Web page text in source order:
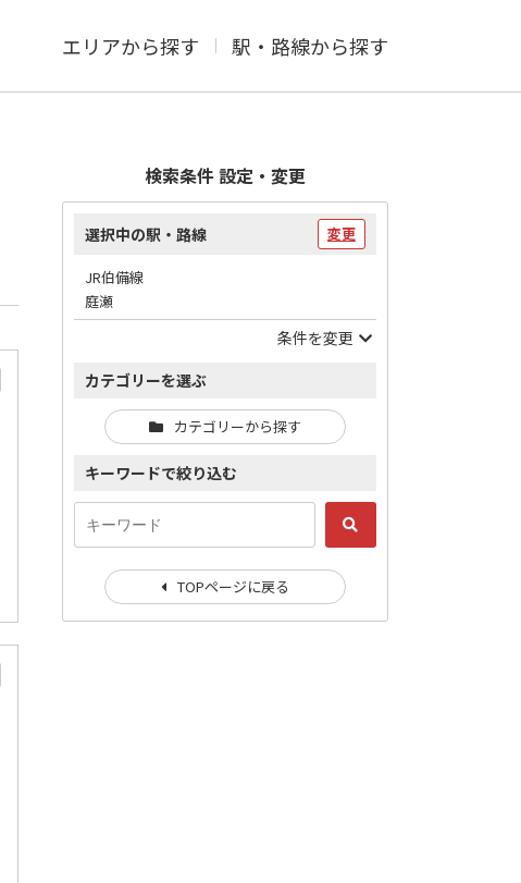
エリアから探す 駅・路線から探す
検索条件 設定・変更
選択中の駅・路線 変更
JR伯備線
庭瀬
条件を変更
カテゴリーを選ぶ
カテゴリーから探す
キーワードで絞り込む
TOPページに戻る